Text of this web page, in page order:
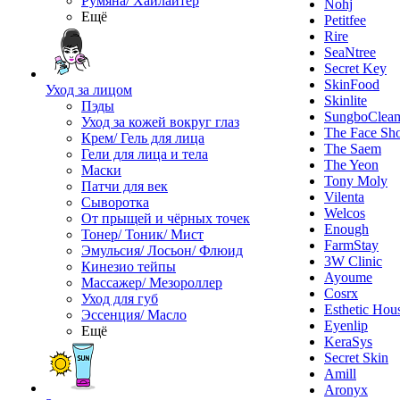
Ещё
Уход за лицом
Пэды
Уход за кожей вокруг глаз
Крем/ Гель для лица
Гели для лица и тела
Маски
Патчи для век
Сыворотка
От прыщей и чёрных точек
Тонер/ Тоник/ Мист
Эмульсия/ Лосьон/ Флюид
Кинезио тейпы
Массажер/ Мезороллер
Уход для губ
Эссенция/ Масло
Ещё
Nohj
Petitfee
Rire
SeaNtree
Secret Key
SkinFood
Skinlite
The Face
The Saem
The Yeon
Tony Moly
Vilenta
Welcos
Enough
FarmStay
3W Clinic
Ayoume
Cosrx
Esthetic
Eyenlip
KeraSys
Secret Skin
Amill
Aronyx